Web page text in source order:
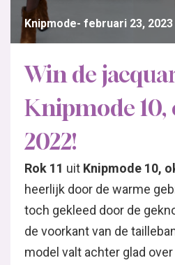
Knipmode februari 23, 2023
Win de
Knipmode 10,
2022!
Rok 11 uit Knipmode 10,
heerlijk door de warme
toch gekleed door de
de voorkant van de
model valt achter glad